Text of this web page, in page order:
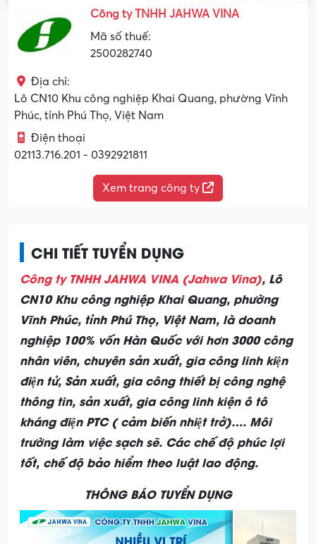
Công ty TNHH JAHWA VINA
Mã số thuế:
2500282740
Địa chỉ:
Lô CN10 Khu công nghiệp Khai Quang, phường Vĩnh
Phúc, tỉnh Phú Thọ, Việt Nam
Điện thoại
02113.716.201 - 0392921811
Xem trang công ty
CHI TIẾT TUYỂN DỤNG
Công ty TNHH JAHWA VINA (Jahwa Vina), Lô
CN10 Khu công nghiệp Khai Quang, phường
Vĩnh Phúc, tỉnh Phú Thọ, Việt Nam, là doanh
nghiệp 100% vốn Hàn Quốc với hơn 3000 công
nhân viên, chuyên sản xuất, gia công linh kiện
điện tử, Sản xuất, gia công thiết bị công nghệ
thông tin, sản xuất, gia công linh kiện ô tô
kháng điện PTC ( cảm biến nhiệt trở)…. Môi
trường làm việc sạch sẽ. Các chế độ phúc lợi
tốt, chế độ bảo hiểm theo luật lao động.
THÔNG BÁO TUYỂN DỤNG